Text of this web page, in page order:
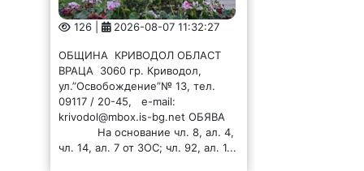
126 | 2026-08-07 11:32:27
ОБЩИНА КРИВОДОЛ ОБЛАСТ
ВРАЦА 3060 гр. Криводол,
ул.”Освобождение”№ 13, тел.
09117 / 20-45, e-mail:
krivodol@mbox.is-bg.net ОБЯВА
На основание чл. 8, ал. 4,
чл. 14, ал. 7 от ЗОС; чл. 92, ал. 1...